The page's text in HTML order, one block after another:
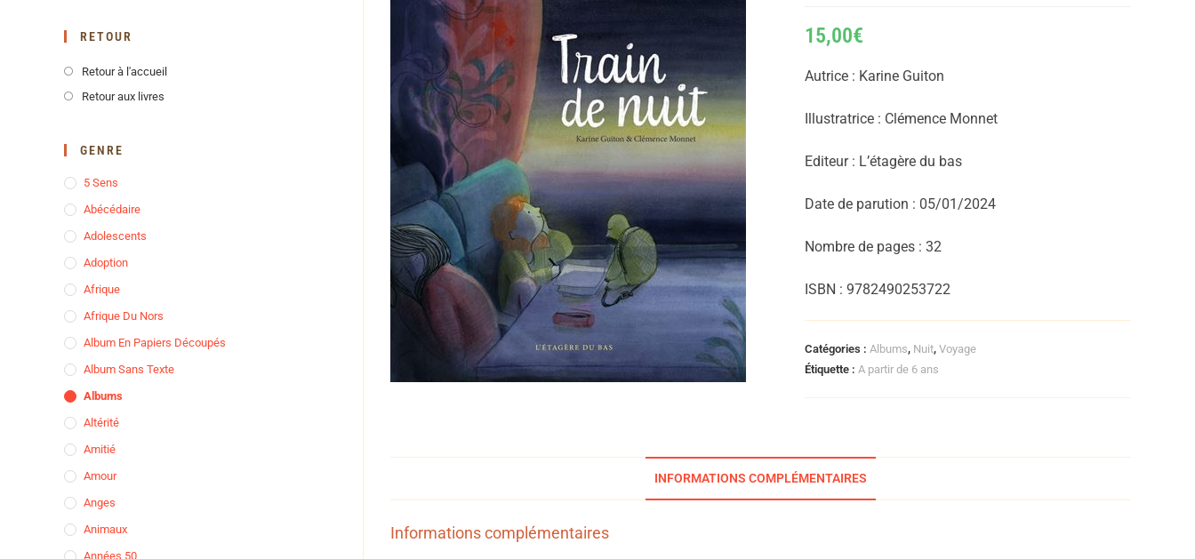
15,00€
Autrice : Karine Guiton
Illustratrice : Clémence Monnet
Editeur : L’étagère du bas
Date de parution : 05/01/2024
Nombre de pages : 32
ISBN : 9782490253722
Catégories : Albums, Nuit,Voyage
Étiquette : A partir de 6 ans
INFORMATIONS COMPLÉMENTAIRES
Informations complémentaires
RETOUR
Retour à l'accueil
Retour aux livres
GENRE
5 Sens
Abécédaire
Adolescents
Adoption
Afrique
Afrique Du Nors
Album En Papiers Découpés
Album Sans Texte
Albums
Altérité
Amitié
Amour
Anges
Animaux
Années 50